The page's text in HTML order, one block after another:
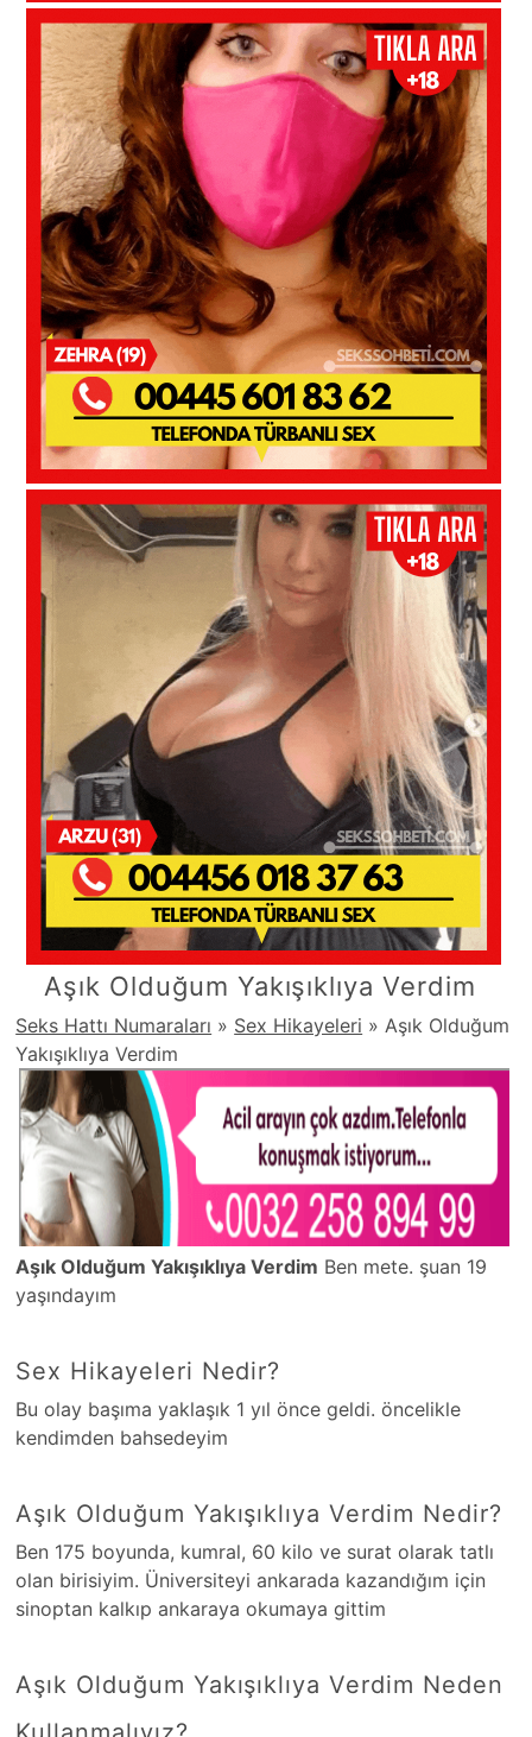
Aşık Olduğum Yakışıklıya Verdim
Seks Hattı Numaraları » Sex Hikayeleri »Aşık Olduğum
Yakışıklıya Verdim
Aşık Olduğum Yakışıklıya Verdim Ben mete. şuan 19
yaşındayım
Sex Hikayeleri Nedir?
Bu olay başıma yaklaşık 1 yıl önce geldi. öncelikle
kendimden bahsedeyim
Aşık Olduğum Yakışıklıya Verdim Nedir?
Ben 175 boyunda, kumral, 60 kilo ve surat olarak tatlı
olan birisiyim. Üniversiteyi ankarada kazandığım için
sinoptan kalkıp ankaraya okumaya gittim
Aşık Olduğum Yakışıklıya Verdim Neden